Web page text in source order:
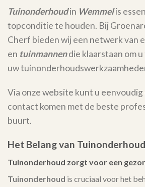
Tuinonderhoudin Wemmelis
topconditie te houden. Bij
Cherf bieden wij een netwerk van
en tuinmannendie klaarstaan om
uw
Via onze website kunt u eenvoudig
contact komen met de beste
buurt.
Het Belang van Tuinonderhoud
Tuinonderhoud zorgt voor een
Tuinonderhoud is cruciaal voor het